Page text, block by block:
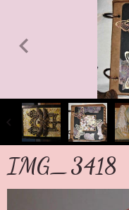
IMG_3418